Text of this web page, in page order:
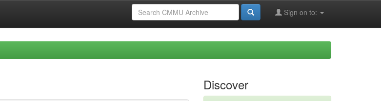
Sign on to:
Discover